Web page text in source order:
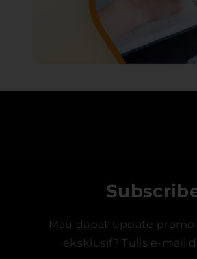
Mau dapat update promo
eksklusif? Tulis e-mail